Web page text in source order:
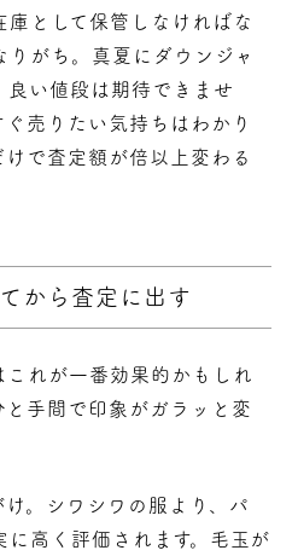
として保管しなければな
りがち。真夏にダウンジャ
良い値段は期待できませ
売りたい気持ちはわかり
で査定額が倍以上変わる
から査定に出す
これが一番効果的かもしれ
と手間で印象がガラッと変
。シワシワの服より、パ
に高く評価されます。毛玉が